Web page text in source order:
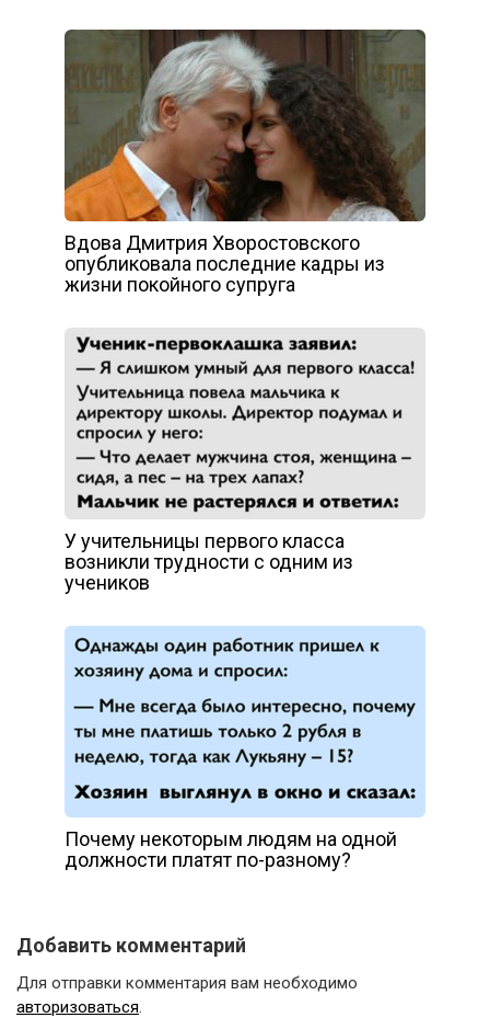
Вдова Дмитрия Хворостовского
опубликовала последние кадры из
жизни покойного супруга
У учительницы первого класса
возникли трудности с одним из
учеников
Почему некоторым людям на одной
должности платят по-разному?
Добавить комментарий
Для отправки комментария вам необходимо
авторизоваться.